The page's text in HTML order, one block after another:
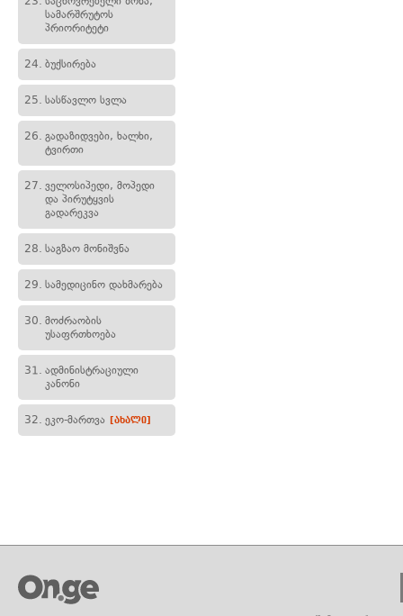
სამარშრუტოს
პრიორიტეტი
24. ბუქსირება
25. სასწავლო სვლა
26. გადაზიდვები, ხალხი,
ტვირთი
27. ველოსიპედი, მოპედი
და პირუტყვის
გადარეკვა
28. საგზაო მონიშვნა
29. სამედიცინო დახმარება
30. მოძრაობის
უსაფრთხოება
31. ადმინისტრაციული
კანონი
32. ეკო-მართვა [ახალი]